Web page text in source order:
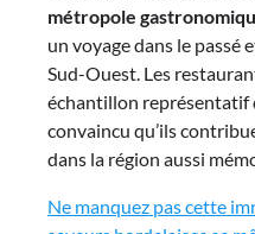
métropole
un voyage dans le passé
Sud-Ouest. Les
échantillon représentatif
convaincu qu’ils
dans la région aussi
Ne manquez pas cette